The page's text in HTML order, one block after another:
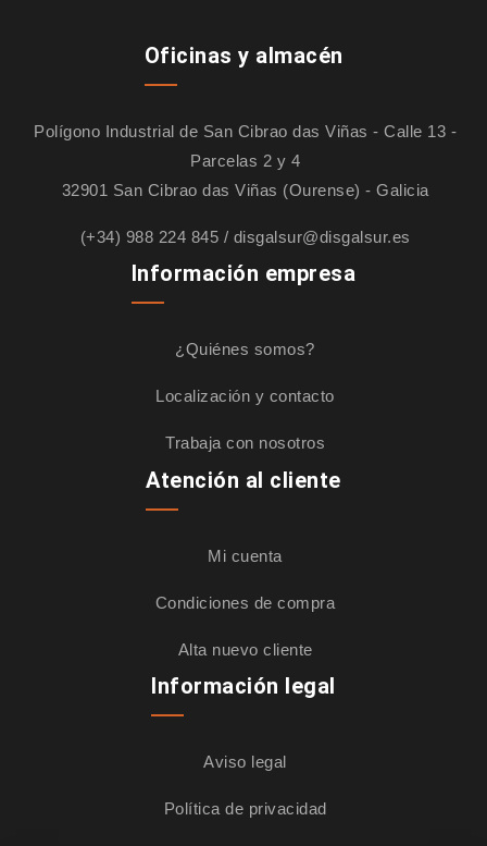
Oficinas y almacén
Polígono Industrial de San Cibrao das Viñas - Calle 13 -
Parcelas 2 y 4
32901 San Cibrao das Viñas (Ourense) - Galicia
(+34) 988 224 845 / disgalsur@disgalsur.es
Información empresa
¿Quiénes somos?
Localización y contacto
Trabaja con nosotros
Atención al cliente
Mi cuenta
Condiciones de compra
Alta nuevo cliente
Información legal
Aviso legal
Política de privacidad